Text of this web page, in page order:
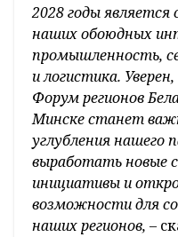
2028 годы
наших обоюдных
промышленность,
и логистика.
Форум регионов
Минске станет
углубления нашего
выработать новые
инициативы и
возможности для
наших регионов, –